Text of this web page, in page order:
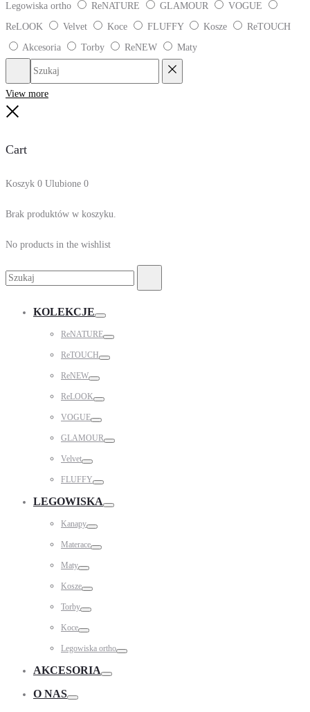
Legowiska ortho
ReNATURE GLAMOUR
VOGUE
ReLOOK
Velvet Koce FLUFFY Kosze
ReTOUCH
Akcesoria
Torby ReNEW Maty
Szukaj
View more
Cart
Koszyk 0 Ulubione 0
Brak produktów w koszyku.
No products in the wishlist
Search
KOLEKCJE
ReNATURE
ReTOUCH
ReNEW
ReLOOK
VOGUE
GLAMOUR
Velvet
FLUFFY
LEGOWISKA
Kanapy
Materace
Maty
Kosze
Torby
Koce
Legowiska ortho
AKCESORIA
O NAS